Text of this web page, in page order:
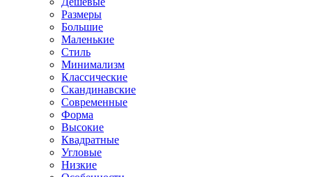
Размеры
Большие
Маленькие
Стиль
Минимализм
Классические
Скандинавские
Современные
Форма
Высокие
Квадратные
Угловые
Низкие